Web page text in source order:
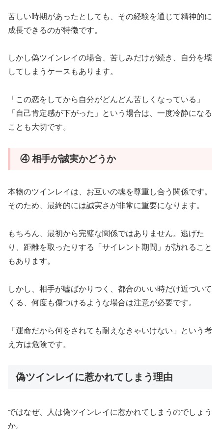
苦しい時期があったとしても、その経験を通じて精神的に
成長できるのが特徴です。
しかし偽ツインレイの場合、苦しみだけが続き、自分を壊
してしまうケースもあります。
「この恋をしてから自分がどんどん苦しくなっている」
「自己肯定感が下がった」という場合は、一度冷静になる
ことも大切です。
④ 相手が誠実かどうか
本物のツインレイは、お互いの魂を尊重し合う関係です。
そのため、最終的には誠実さが非常に重要になります。
もちろん、最初から完璧な関係ではありません。逃げた
り、距離を取ったりする「サイレント期間」が訪れること
もあります。
しかし、相手が嘘ばかりつく、都合のいい時だけ近づいて
くる、何度も傷つけるような場合は注意が必要です。
「運命だから何をされても耐えなきゃいけない」という考
え方は危険です。
偽ツインレイに惹かれてしまう理由
ではなぜ、人は偽ツインレイに惹かれてしまうのでしょう
か。